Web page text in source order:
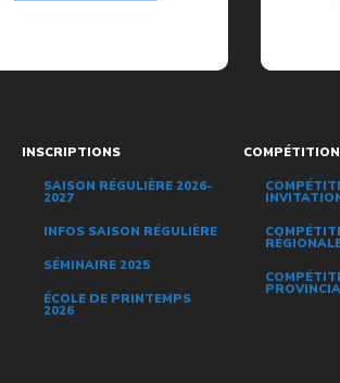
INSCRIPTIONS
SAISON RÉGULIÈRE 2026-
2027
INFOS SAISON RÉGULIÈRE
SÉMINAIRE 2025
ÉCOLE DE PRINTEMPS
2026